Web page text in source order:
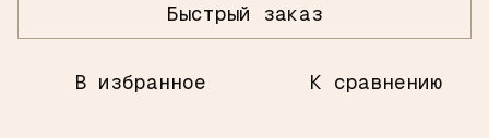
Быстрый заказ
В избранное К сравнению